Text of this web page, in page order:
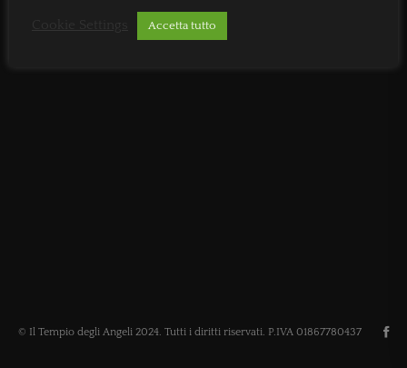
© Il Tempio degli Angeli 2024. Tutti i diritti riservati. P.IVA 01867780437
Accetta tutto